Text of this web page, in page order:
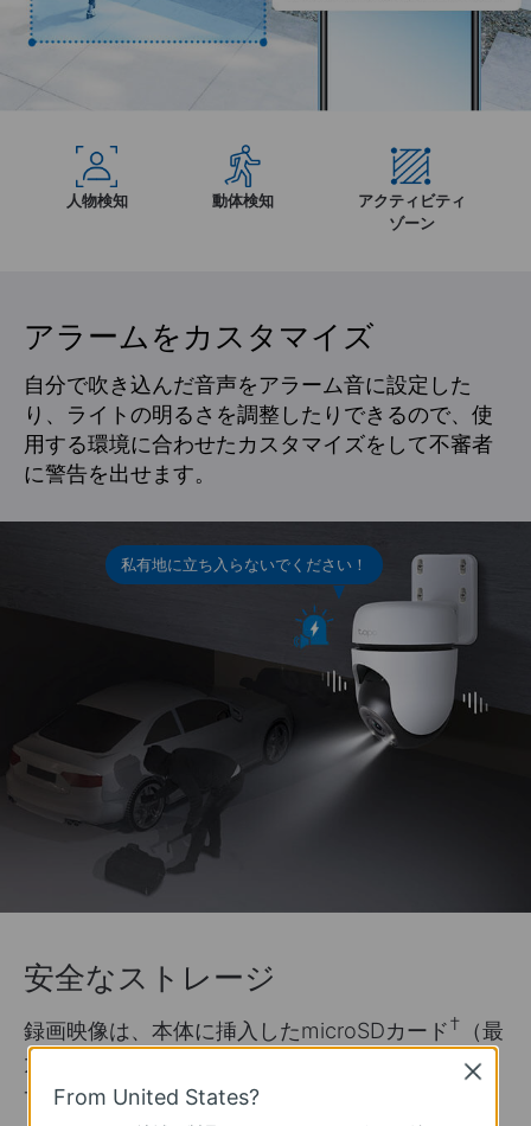
人物検知 動体検知
アクティビティ
ゾーン
アラームをカスタマイズ
自分で吹き込んだ音声をアラーム音に設定した
り、ライトの明るさを調整したりできるので、使
用する環境に合わせたカスタマイズをして不審者
に警告を出せます。
私有地に立ち入らないでください！
安全なストレージ
録画映像は、本体に挿入したmicroSDカード†
（最
大512GB）やTapo Care**のクラウドストレージ
サービスを利用して保存可能です。
From United States?
Close